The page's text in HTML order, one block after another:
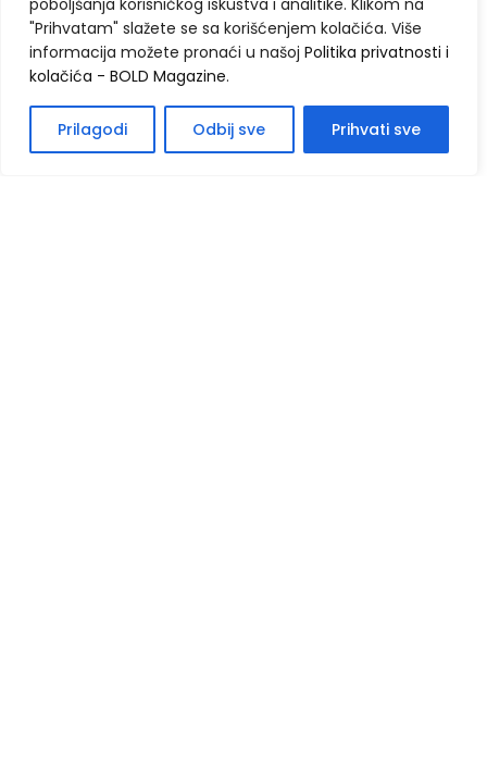
poboljšanja korisničkog iskustva i analitike. Klikom na
"Prihvatam" slažete se sa korišćenjem kolačića. Više
informacija možete pronaći u našoj Politika privatnosti i
kolačića - BOLD Magazine.
Prilagodi Odbij sve Prihvati sve